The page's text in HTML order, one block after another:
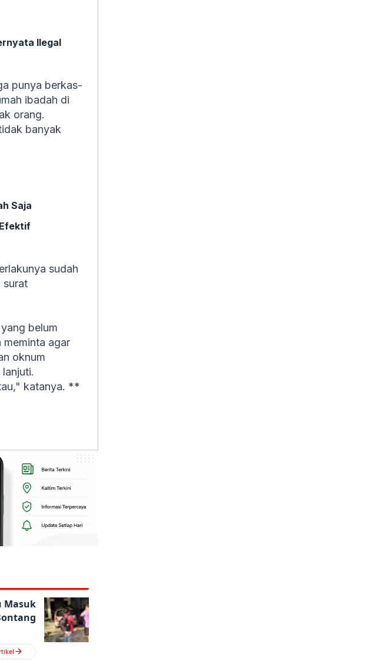
Ilegal
punya berkas-
ibadah di
orang.
banyak
Saja
sudah
surat
belum
meminta agar
oknum
katanya. **
Masuk